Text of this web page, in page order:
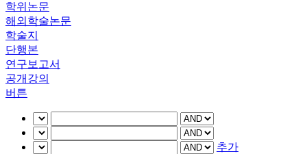
학위논문
해외학술논문
학술지
단행본
연구보고서
공개강의
버튼
추가